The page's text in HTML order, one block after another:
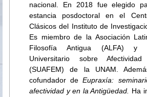
nacional. En 2018 fue elegido
estancia posdoctoral en el
Clásicos del Instituto de
Es miembro de la Asociación
Filosofía Antigua (ALFA) y
Universitario sobre
(SUAFEM) de la UNAM.
cofundador deEupraxía:
afectividad y en la Antigüedad. Ha